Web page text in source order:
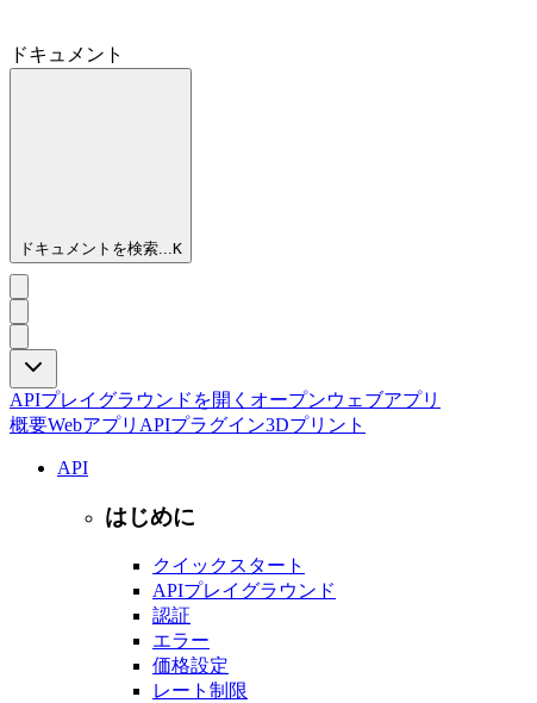
ドキュメント
ドキュメントを検索...K
APIプレイグラウンドを開く オープンウェブアプリ
概要Webアプリ APIプラグイン3Dプリント
API
はじめに
クイックスタート
APIプレイグラウンド
認証
エラー
価格設定
レート制限